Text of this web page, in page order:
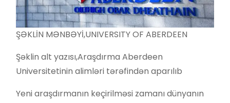
ŞƏKLİN MƏNBƏYİ,UNIVERSITY OF ABERDEEN
Şəklin alt yazısı,Araşdırma Aberdeen
Universitetinin alimləri tərəfindən aparılıb
Yeni araşdırmanın keçirilməsi zamanı dünyanın